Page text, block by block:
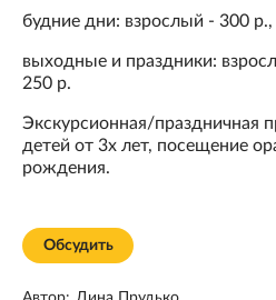
будние дни: взрослый - 300
выходные и праздники:
250 р.
Экскурсионная/праздничная
детей от 3х лет, посещение
рождения.
Обсудить